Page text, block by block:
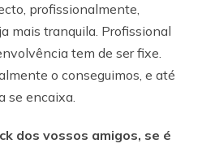
profissionalmente,
mais tranquila. Profissional
tem de ser fixe.
o conseguimos, e até
se encaixa.
dos vossos amigos, se é